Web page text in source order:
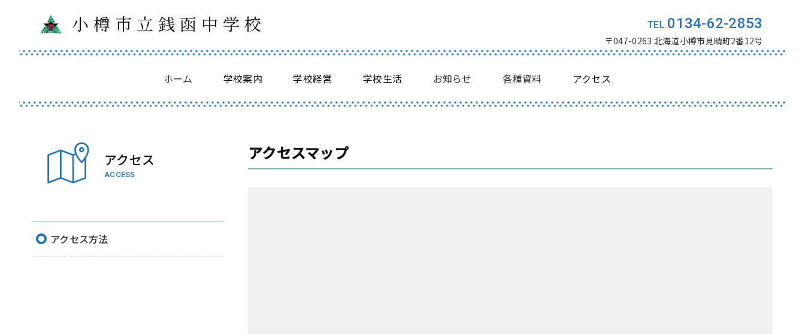
小樽市立銭函中学校
ホーム 学校案内 学校経営 学校生活 お知らせ 各種資料 アクセス
0134-62-2853
〒047-0263 北海道小樽市見晴町2番12号
アクセス
ACCESS
アクセス方法
アクセスマップ